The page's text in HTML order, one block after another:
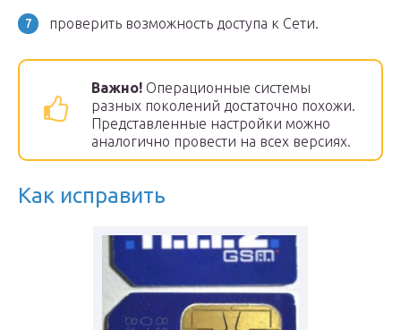
проверить возможность доступа к Сети.
Важно! Операционные системы
разных поколений достаточно похожи.
Представленные настройки можно
аналогично провести на всех версиях.
Как исправить